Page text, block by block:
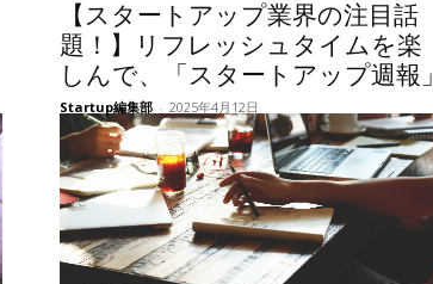
【スタートアップ業界の注目話
題！】リフレッシュタイムを楽
しんで、「スタートアップ週報」
Startup編集部 - 2025年4月12日